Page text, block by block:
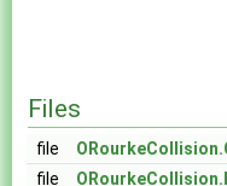
Files
file
file